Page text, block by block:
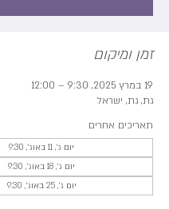
זמן ומיקום
19 במרץ 2025, 9:30 – 12:00
גת, גת, ישראל
תאריכים אחרים
יום ג׳, 11 באוג׳, 9:30
יום ג׳, 18 באוג׳, 9:30
יום ג׳, 25 באוג׳, 9:30